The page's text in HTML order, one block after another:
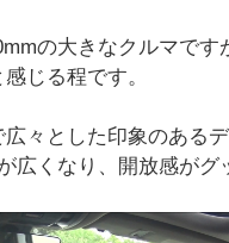
の大きなクルマです
じる程です。
々とした印象のある
広くなり、開放感がグ